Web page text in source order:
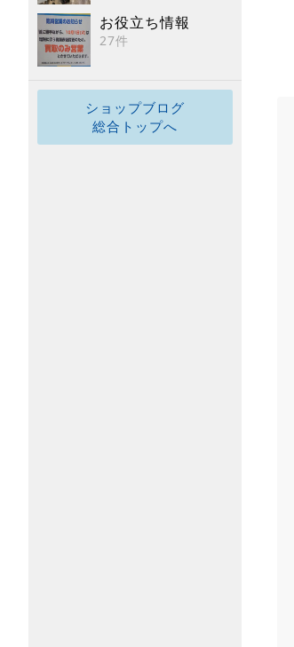
お役立ち情報
27件
ショップブログ
総合トップへ